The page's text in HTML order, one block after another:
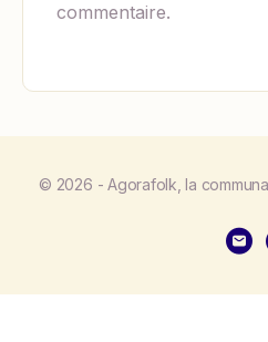
commentaire.
© 2026 - Agorafolk, la